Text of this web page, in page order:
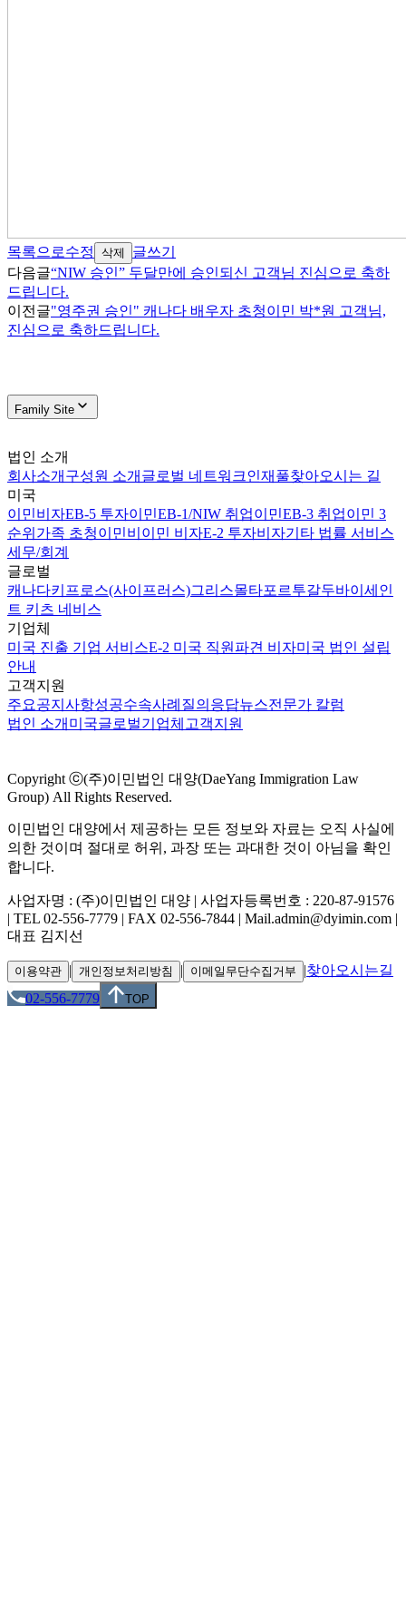
목록으로수정 삭제
글쓰기
다음글“NIW 승인” 두달만에 승인되신 고객님 진심으로 축하
드립니다.
이전글"영주권 승인" 캐나다 배우자 초청이민 박*원 고객님,
진심으로 축하드립니다.
Family Site
법인 소개
회사소개 구성원 소개 글로벌 네트워크인재풀찾아오시는 길
미국
이민비자EB-5 투자이민EB-1/NIW 취업이민EB-3 취업이민 3
순위 가족 초청이민비이민 비자E-2 투자비자기타 법률 서비스
세무/회계
글로벌
캐나다키프로스(사이프러스)그리스몰타포르투갈두바이 세인
트 키츠 네비스
기업체
미국 진출 기업 서비스E-2 미국 직원파견 비자미국 법인 설립
안내
고객지원
주요공지사항성공수속사례 질의응답뉴스전문가 칼럼
법인 소개 미국글로벌기업체 고객지원
Copyright ⓒ(주)이민법인 대양(DaeYang Immigration Law
Group) All Rights Reserved.
이민법인 대양에서 제공하는 모든 정보와 자료는 오직 사실에
의한 것이며 절대로 허위, 과장 또는 과대한 것이 아님을 확인
합니다.
사업자명 : (주)이민법인 대양 | 사업자등록번호 : 220-87-91576
| TEL 02-556-7779 | FAX 02-556-7844 | Mail.admin@dyimin.com |
대표 김지선
이용약관 | 개인정보처리방침 | 이메일무단수집거부 |찾아오시는길
02-556-7779
TOP